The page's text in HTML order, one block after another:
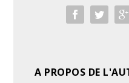
A PROPOS DE